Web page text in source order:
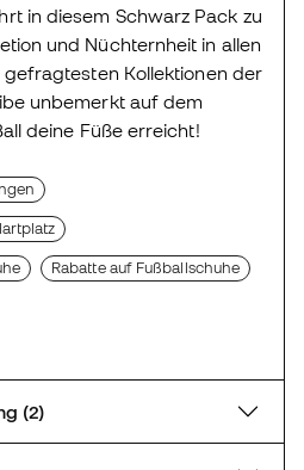
in diesem Schwarz Pack zu
und Nüchternheit in allen
Kollektionen der
unbemerkt auf dem
deine Füße erreicht!
Rabatte auf Fußballschuhe
Persönliche Bewertung (2)